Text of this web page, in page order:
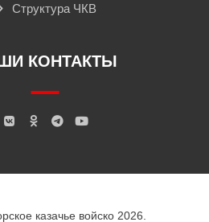
Структура ЧКВ
КОНТАКТЫ
казачье войско 2026.